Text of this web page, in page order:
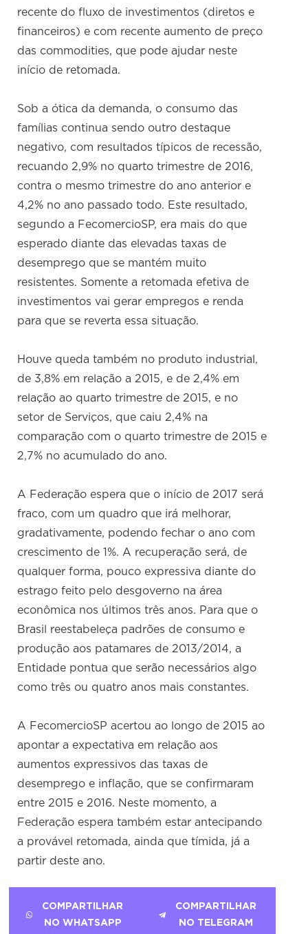
recente do fluxo de investimentos (diretos e
financeiros) e com recente aumento de preço
das commodities, que pode ajudar neste
início de retomada.
Sob a ótica da demanda, o consumo das
famílias continua sendo outro destaque
negativo, com resultados típicos de recessão,
recuando 2,9% no quarto trimestre de 2016,
contra o mesmo trimestre do ano anterior e
4,2% no ano passado todo. Este resultado,
segundo a FecomercioSP, era mais do que
esperado diante das elevadas taxas de
desemprego que se mantém muito
resistentes. Somente a retomada efetiva de
investimentos vai gerar empregos e renda
para que se reverta essa situação.
Houve queda também no produto industrial,
de 3,8% em relação a 2015, e de 2,4% em
relação ao quarto trimestre de 2015, e no
setor de Serviços, que caiu 2,4% na
comparação com o quarto trimestre de 2015 e
2,7% no acumulado do ano.
A Federação espera que o início de 2017 será
fraco, com um quadro que irá melhorar,
gradativamente, podendo fechar o ano com
crescimento de 1%. A recuperação será, de
qualquer forma, pouco expressiva diante do
estrago feito pelo desgoverno na área
econômica nos últimos três anos. Para que o
Brasil reestabeleça padrões de consumo e
produção aos patamares de 2013/2014, a
Entidade pontua que serão necessários algo
como três ou quatro anos mais constantes.
A FecomercioSP acertou ao longo de 2015 ao
apontar a expectativa em relação aos
aumentos expressivos das taxas de
desemprego e inflação, que se confirmaram
entre 2015 e 2016. Neste momento, a
Federação espera também estar antecipando
a provável retomada, ainda que tímida, já a
partir deste ano.
COMPARTILHAR
NO WHATSAPP
COMPARTILHAR
NO TELEGRAM